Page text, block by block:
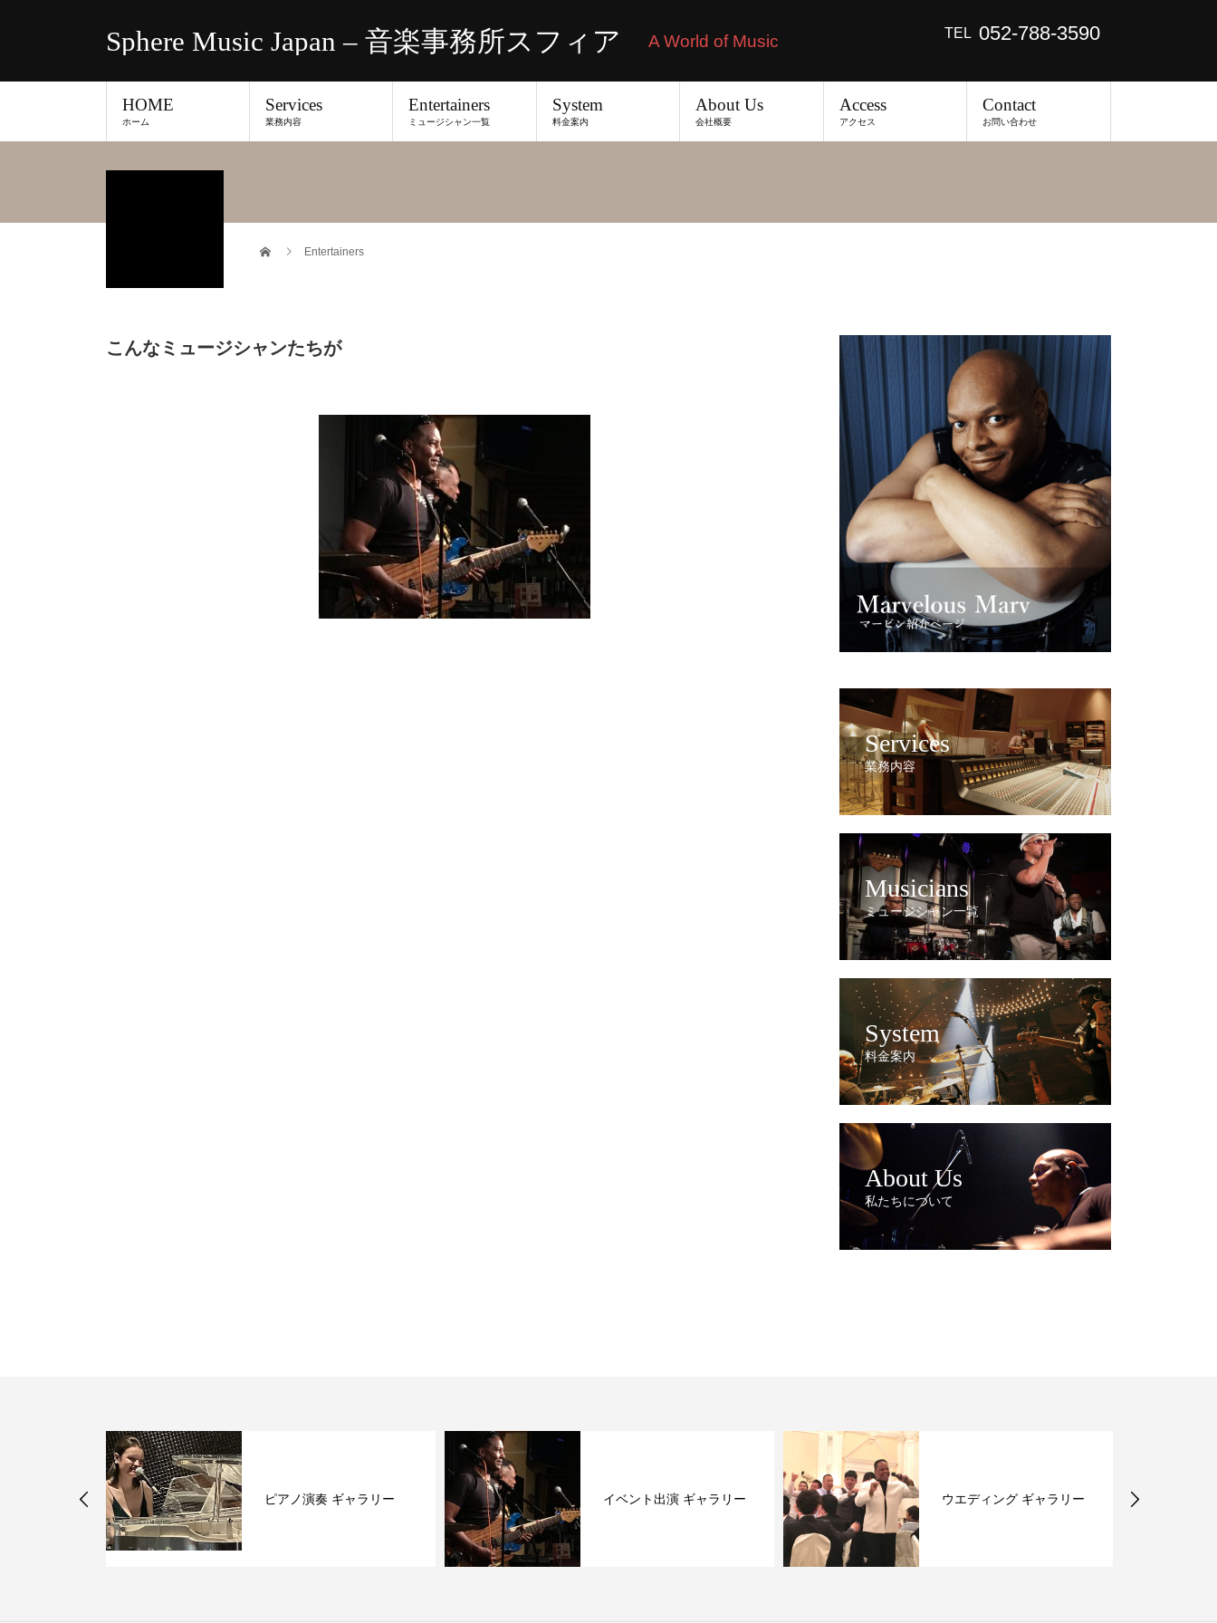
Sphere Music Japan – 音楽事務所スフィア A World of Music TEL 052-788-3590
HOME
ホーム
Services
業務内容
Entertainers
ミュージシャン一覧
System
料金案内
About Us
会社概要
Access
アクセス
Contact
お問い合わせ
Entertainers
こんなミュージシャンたちが
Services
業務内容
Musicians
ミュージシャン一覧
System
料金案内
About Us
私たちについて
ピアノ演奏 ギャラリー イベント出演 ギャラリー ウエディング ギャラリー